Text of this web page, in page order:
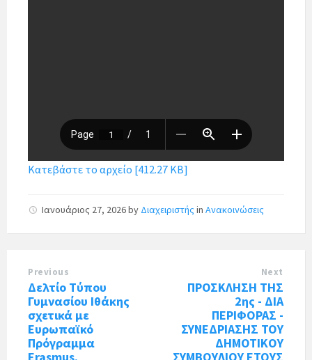
Κατεβάστε το αρχείο [412.27 KB]
Ιανουάριος 27, 2026by Διαχειριστής in Ανακοινώσεις
Previous
Δελτίο Τύπου
Γυμνασίου Ιθάκης
σχετικά με
Ευρωπαϊκό
Πρόγραμμα
Erasmus.
Next
ΠΡΟΣΚΛΗΣΗ ΤΗΣ
2ης - ΔΙΑ
ΠΕΡΙΦΟΡΑΣ -
ΣΥΝΕΔΡΙΑΣΗΣ ΤΟΥ
ΔΗΜΟΤΙΚΟΥ
ΣΥΜΒΟΥΛΙΟΥ ΕΤΟΥΣ